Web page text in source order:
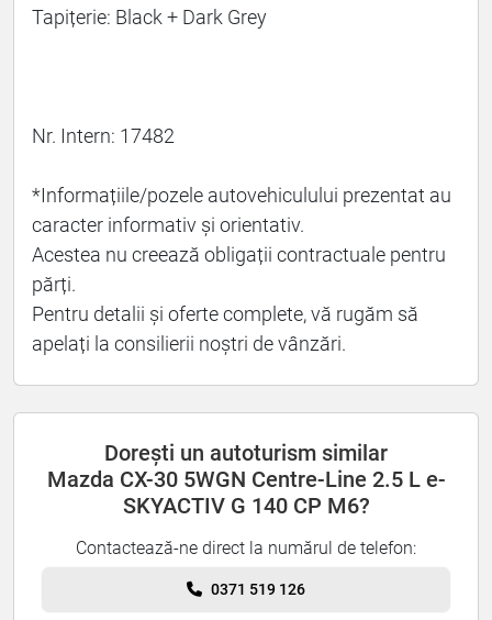
Tapițerie: Black + Dark Grey
Nr. Intern: 17482
*Informațiile/pozele autovehiculului prezentat au
caracter informativ și orientativ.
Acestea nu creează obligații contractuale pentru
părți.
Pentru detalii și oferte complete, vă rugăm să
apelați la consilierii noștri de vânzări.
Dorești un autoturism similar
Mazda CX-30 5WGN Centre-Line 2.5 L e-
SKYACTIV G 140 CP M6?
Contactează-ne direct la numărul de telefon:
0371 519 126